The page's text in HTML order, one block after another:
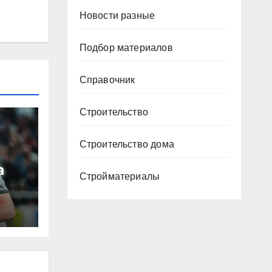
Новости разные
Подбор материалов
Справочник
Строительство
Строительство дома
Стройматериалы